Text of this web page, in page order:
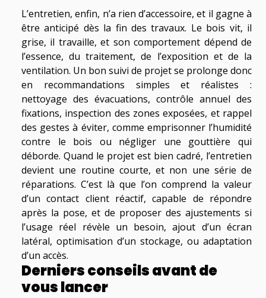
L’entretien, enfin, n’a rien d’accessoire, et il gagne à
être anticipé dès la fin des travaux. Le bois vit, il
grise, il travaille, et son comportement dépend de
l’essence, du traitement, de l’exposition et de la
ventilation. Un bon suivi de projet se prolonge donc
en recommandations simples et réalistes :
nettoyage des évacuations, contrôle annuel des
fixations, inspection des zones exposées, et rappel
des gestes à éviter, comme emprisonner l’humidité
contre le bois ou négliger une gouttière qui
déborde. Quand le projet est bien cadré, l’entretien
devient une routine courte, et non une série de
réparations. C’est là que l’on comprend la valeur
d’un contact client réactif, capable de répondre
après la pose, et de proposer des ajustements si
l’usage réel révèle un besoin, ajout d’un écran
latéral, optimisation d’un stockage, ou adaptation
d’un accès.
Derniers conseils avant de
vous lancer